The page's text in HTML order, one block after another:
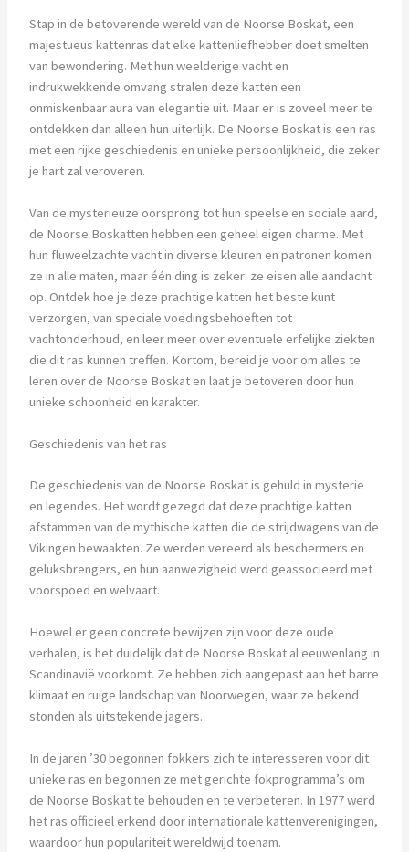
Stap in de betoverende wereld van de Noorse Boskat, een
majestueus kattenras dat elke kattenliefhebber doet smelten
van bewondering. Met hun weelderige vacht en
indrukwekkende omvang stralen deze katten een
onmiskenbaar aura van elegantie uit. Maar er is zoveel meer te
ontdekken dan alleen hun uiterlijk. De Noorse Boskat is een ras
met een rijke geschiedenis en unieke persoonlijkheid, die zeker
je hart zal veroveren.
Van de mysterieuze oorsprong tot hun speelse en sociale aard,
de Noorse Boskatten hebben een geheel eigen charme. Met
hun fluweelzachte vacht in diverse kleuren en patronen komen
ze in alle maten, maar één ding is zeker: ze eisen alle aandacht
op. Ontdek hoe je deze prachtige katten het beste kunt
verzorgen, van speciale voedingsbehoeften tot
vachtonderhoud, en leer meer over eventuele erfelijke ziekten
die dit ras kunnen treffen. Kortom, bereid je voor om alles te
leren over de Noorse Boskat en laat je betoveren door hun
unieke schoonheid en karakter.
Geschiedenis van het ras
De geschiedenis van de Noorse Boskat is gehuld in mysterie
en legendes. Het wordt gezegd dat deze prachtige katten
afstammen van de mythische katten die de strijdwagens van de
Vikingen bewaakten. Ze werden vereerd als beschermers en
geluksbrengers, en hun aanwezigheid werd geassocieerd met
voorspoed en welvaart.
Hoewel er geen concrete bewijzen zijn voor deze oude
verhalen, is het duidelijk dat de Noorse Boskat al eeuwenlang in
Scandinavië voorkomt. Ze hebben zich aangepast aan het barre
klimaat en ruige landschap van Noorwegen, waar ze bekend
stonden als uitstekende jagers.
In de jaren ’30 begonnen fokkers zich te interesseren voor dit
unieke ras en begonnen ze met gerichte fokprogramma’s om
de Noorse Boskat te behouden en te verbeteren. In 1977 werd
het ras officieel erkend door internationale kattenverenigingen,
waardoor hun populariteit wereldwijd toenam.